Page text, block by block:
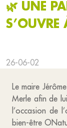
🌿 UNE
S’OUVRE
26-06-02
Le maire
Merle afin de
l’occasion de
bien-être